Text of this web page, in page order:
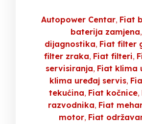
Autopower Centar Fiat
baterija zamjena
dijagnostika Fiat filter
filter zraka Fiat filteri
servisiranja Fiat klima
klima uređaj servis
tekućina Fiat kočnice
razvodnika Fiat
motor Fiat